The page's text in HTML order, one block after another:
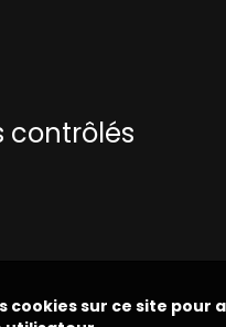
contrôlés
cookies sur ce site pour